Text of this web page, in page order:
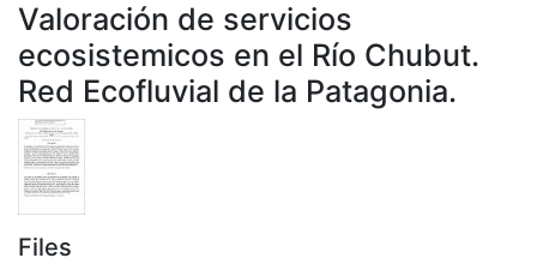
Valoración de servicios
ecosistemicos en el Río Chubut.
Red Ecofluvial de la Patagonia.
Files